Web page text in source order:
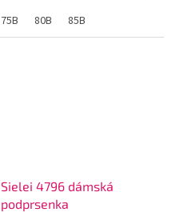
75B
80B 85B
Sielei 4796 dámská
podprsenka